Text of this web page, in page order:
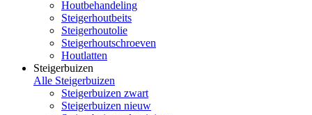
Houtbehandeling
Steigerhoutbeits
Steigerhoutolie
Steigerhoutschroeven
Houtlatten
Steigerbuizen
Alle Steigerbuizen
Steigerbuizen zwart
Steigerbuizen nieuw